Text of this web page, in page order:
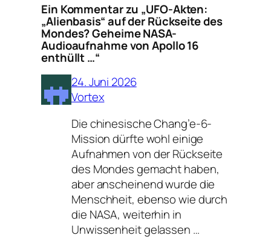
Ein Kommentar zu „UFO-Akten:
„Alienbasis“ auf der Rückseite des
Mondes? Geheime NASA-
Audioaufnahme von Apollo 16
enthüllt …“
24. Juni 2026
Vortex
Die chinesische Chang’e-6-
Mission dürfte wohl einige
Aufnahmen von der Rückseite
des Mondes gemacht haben,
aber anscheinend wurde die
Menschheit, ebenso wie durch
die NASA, weiterhin in
Unwissenheit gelassen …